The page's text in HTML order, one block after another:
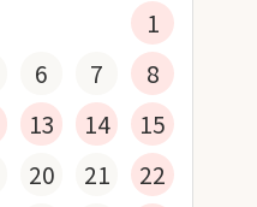
1
6 7
8
13 14
15
20 21
22